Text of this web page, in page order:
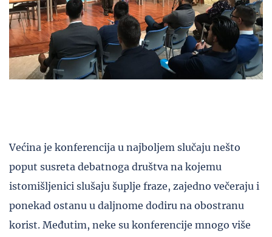
Većina je konferencija u najboljem slučaju nešto
poput susreta debatnoga društva na kojemu
istomišljenici slušaju šuplje fraze, zajedno večeraju i
ponekad ostanu u daljnome dodiru na obostranu
korist. Međutim, neke su konferencije mnogo više